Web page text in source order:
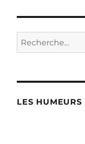
Recherche
pour :
LES HUMEURS